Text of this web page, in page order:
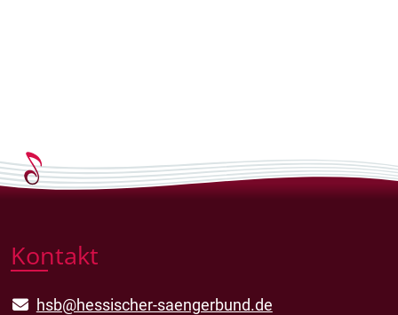
Kontakt
hsb@hessischer-saengerbund.de